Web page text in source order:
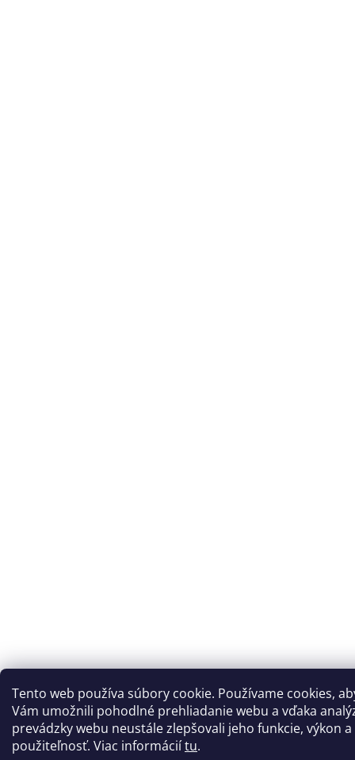
Tento web používa súbory cookie. Používame cookies,
Vám umožnili pohodlné prehliadanie webu a vďaka
prevádzky webu neustále zlepšovali jeho funkcie, výkon a
použiteľnosť. Viac informáciítu.